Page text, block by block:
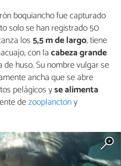
boquiancho fue capturado
solo se han registrado 50
los5,5 m de largo, tiene
con lacabeza grande
huso. Su nombre vulgar se
ancha que se abre
pelágicos yse alimenta
dezooplanctony